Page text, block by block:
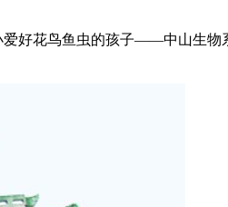
好花鸟鱼虫的孩子——中山生物